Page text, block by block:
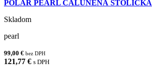
POLAR PEARL ČALÚNENÁ STOLIČKA
Skladom
pearl
99,00 € bez DPH
121,77 € s DPH